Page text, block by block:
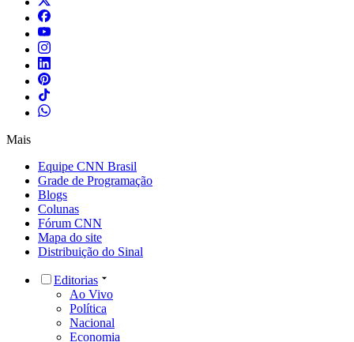
Mais
Equipe CNN Brasil
Grade de Programação
Blogs
Colunas
Fórum CNN
Mapa do site
Distribuição do Sinal
Editorias
Ao Vivo
Política
Nacional
Economia